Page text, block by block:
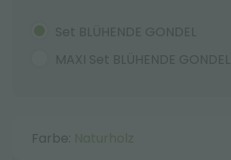
Set BLÜHENDE GONDEL
MAXI Set BLÜHENDE GONDEL
Farbe: Naturholz